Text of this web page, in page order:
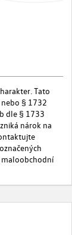
Tato
§ 1732
dle § 1733
nárok na
maloobchodní